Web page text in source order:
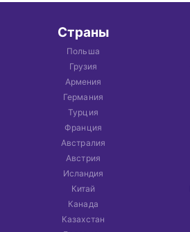
Страны
Польша
Грузия
Армения
Германия
Турция
Франция
Австралия
Австрия
Исландия
Китай
Канада
Казахстан